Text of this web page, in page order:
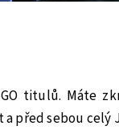
titulů. Máte
před sebou celý